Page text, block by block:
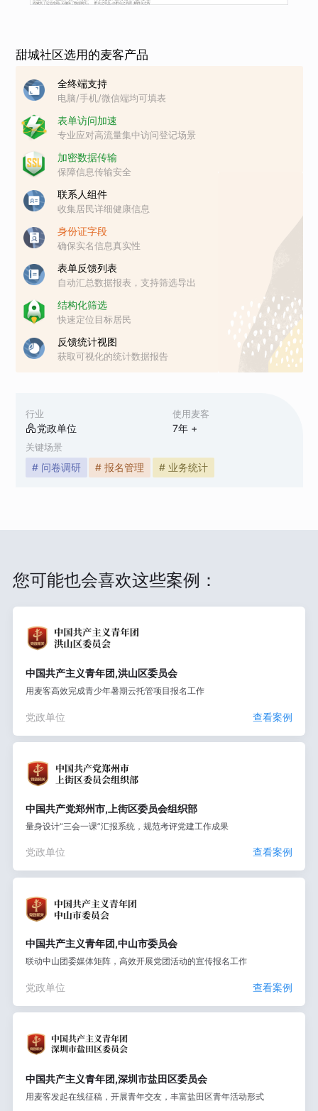
行业
党政单位
使用麦客
7年 +
关键场景
# 问卷调研 # 报名管理 # 业务统计
甜城社区选用的麦客产品
全终端支持
电脑/手机/微信端均可填表
表单访问加速
专业应对高流量集中访问登记场景
加密数据传输
保障信息传输安全
联系人组件
收集居民详细健康信息
身份证字段
确保实名信息真实性
表单反馈列表
自动汇总数据报表，支持筛选导出
结构化筛选
快速定位目标居民
反馈统计视图
获取可视化的统计数据报告
您可能也会喜欢这些案例：
中国共产主义青年团,洪山区委员会
用麦客高效完成青少年暑期云托管项目报名工作
党政单位 查看案例
中国共产党郑州市,上街区委员会组织部
量身设计“三会一课”汇报系统，规范考评党建工作成果
党政单位 查看案例
中国共产主义青年团,中山市委员会
联动中山团委媒体矩阵，高效开展党团活动的宣传报名工作
党政单位 查看案例
中国共产主义青年团,深圳市盐田区委员会
用麦客发起在线征稿，开展青年交友，丰富盐田区青年活动形式